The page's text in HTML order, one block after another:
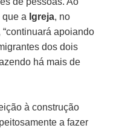
que a Igreja, no
apoiando
dos dois
há mais de
à construção
a fazer